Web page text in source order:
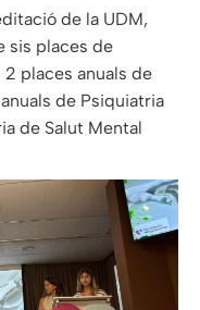
de la UDM,
sis places de
places anuals de
de Psiquiatria
de Salut Mental